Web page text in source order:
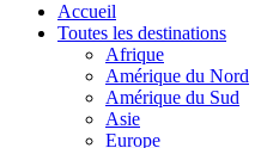
Accueil
Toutes les destinations
Afrique
Amérique du Nord
Amérique du Sud
Asie
Europe